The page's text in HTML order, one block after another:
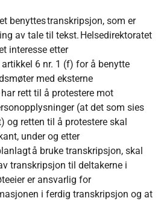
benyttes transkripsjon, som er
av tale til tekst. Helsedirektoratet
interesse etter
6 nr. 1 (f) for å benytte
med eksterne
rett til å protestere mot
(at det som sies
og retten til å protestere skal
under og etter
å bruke transkripsjon, skal
transkripsjon til deltakerne i
er ansvarlig for
i ferdig transkripsjon og at